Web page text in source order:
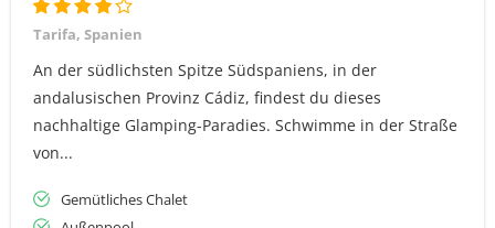
Tarifa, Spanien
An der südlichsten Spitze Südspaniens, in der
andalusischen Provinz Cádiz, findest du dieses
nachhaltige Glamping-Paradies. Schwimme in der Straße
von...
Gemütliches Chalet